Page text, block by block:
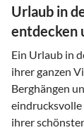
Urlaub in
entdecken
Ein Urlaub in
ihrer ganzen
Berghängen
eindrucksvolle
ihrer